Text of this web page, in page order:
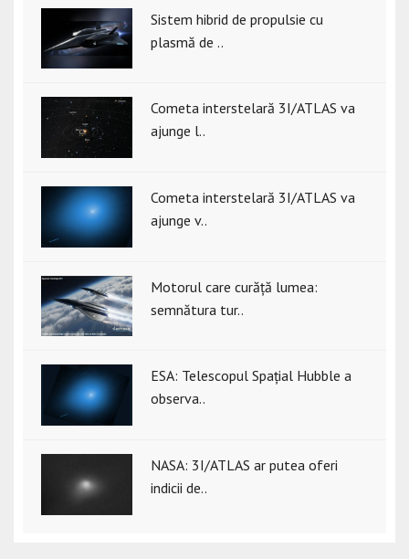
Sistem hibrid de propulsie cu
plasmă de ..
Cometa interstelară 3I/ATLAS va
ajunge l..
Cometa interstelară 3I/ATLAS va
ajunge v..
Motorul care curăță lumea:
semnătura tur..
ESA: Telescopul Spațial Hubble a
observa..
NASA: 3I/ATLAS ar putea oferi
indicii de..